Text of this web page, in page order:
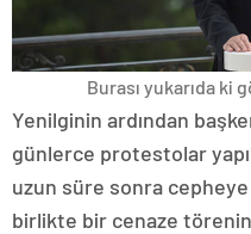
Burası yukarıda ki
Yenilginin ardından
günlerce protestolar
uzun süre sonra
birlikte bir cenaze